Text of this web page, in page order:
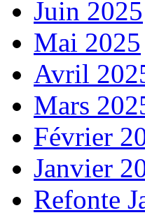
Juin 2025
Mai 2025
Avril
Mars
Février
Janvier
Refonte